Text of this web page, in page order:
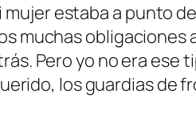
estaba a punto
muchas
Pero yo no era ese
los guardias de